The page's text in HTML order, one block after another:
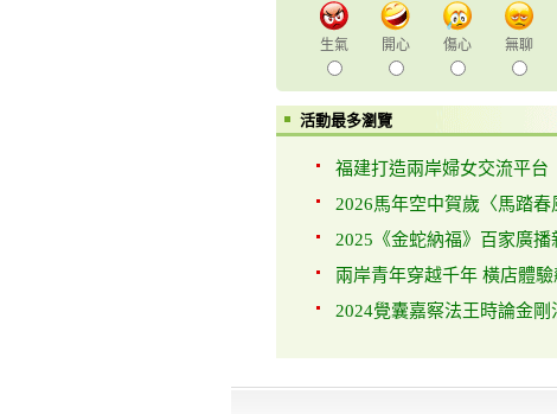
生氣 開心 傷心 無聊
活動最多瀏覽
福建打造兩岸婦女交流平
2026馬年空中賀歲〈馬踏春
2025《金蛇納福》百家廣播
兩岸青年穿越千年 橫店體
2024覺囊嘉察法王時論金剛